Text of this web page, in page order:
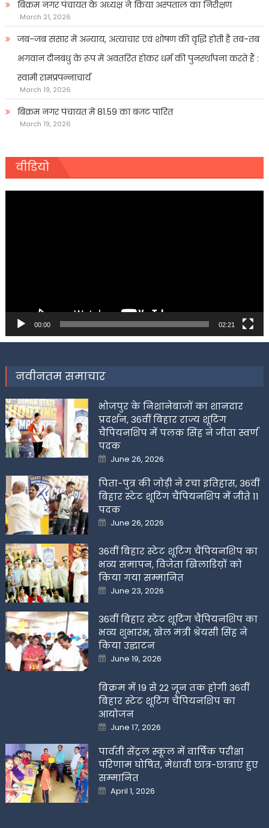
बिक्रम नगर पंचायत के अध्यक्ष ने किया अस्पताल का निरीक्षण
March 21, 2026
जब-जब संसार में अन्याय, अत्याचार एवं शोषण की वृद्धि होती है तब-तब
भगवान दीनबंधु के रूप में अवतरित होकर धर्म की पुनर्स्थापना करते हैं :
स्वामी रामप्रपन्नाचार्य
March 19, 2026
बिक्रम नगर पंचायत में 81.59 का बजट पारित
March 19, 2026
वीडियो
00:00 02:21
नवीनतम समाचार
भोजपुर के निशानेबाजों का शानदार
प्रदर्शन, 36वीं बिहार राज्य शूटिंग
चैंपियनशिप में पलक सिंह ने जीता स्वर्ण
पदक
Posted
on
June 26, 2026
पिता-पुत्र की जोड़ी ने रचा इतिहास, 36वीं
बिहार स्टेट शूटिंग चैंपियनशिप में जीते 11
पदक
Posted
on
June 26, 2026
36वीं बिहार स्टेट शूटिंग चैंपियनशिप का
भव्य समापन, विजेता खिलाडिय़ों को
किया गया सम्मानित
Posted
on
June 23, 2026
36वीं बिहार स्टेट शूटिंग चैंपियनशिप का
भव्य शुभारंभ, खेल मंत्री श्रेयसी सिंह ने
किया उद्घाटन
Posted
on
June 19, 2026
बिक्रम में 19 से 22 जून तक होगी 36वीं
बिहार स्टेट शूटिंग चैंपियनशिप का
आयोजन
Posted
on
June 17, 2026
पार्वती सेंट्रल स्कूल में वार्षिक परीक्षा
परिणाम घोषित, मेधावी छात्र-छात्राएं हुए
सम्मानित
Posted
on
April 1, 2026